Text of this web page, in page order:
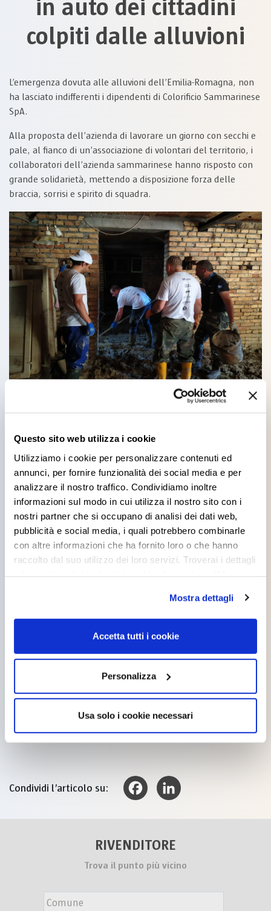
Questo sito web utilizza i cookie
Utilizziamo i cookie per personalizzare contenuti ed
annunci, per fornire funzionalità dei social media e per
analizzare il nostro traffico. Condividiamo inoltre
informazioni sul modo in cui utilizza il nostro sito con i
nostri partner che si occupano di analisi dei dati web,
pubblicità e social media, i quali potrebbero combinarle
con altre informazioni che ha fornito loro o che hanno
raccolto dal suo utilizzo dei loro servizi. Troverai i dettagli
cookie accettare. Per ulteriori informazioni consulta
lacookie policy.
Mostra dettagli
Accetta tutti i cookie
Personalizza
Usa solo i cookie necessari
in auto dei cittadini
colpiti dalle alluvioni
L’emergenza dovuta alle alluvioni dell’Emilia-Romagna, non
ha lasciato indifferenti i dipendenti di Colorificio Sammarinese
SpA.
Alla proposta dell’azienda di lavorare un giorno con secchi e
pale, al fianco di un’associazione di volontari del territorio, i
collaboratori dell’azienda sammarinese hanno risposto con
grande solidarietà, mettendo a disposizione forza delle
braccia, sorrisi e spirito di squadra.
Colsam ringrazia i propri collaboratori che hanno scelto di
aiutare una famiglia del comune di Dovadola, in provincia di
Forlì, a ripulire dal fango la propria abitazione.
Donare è ricevere.
Lo abbiamo anche scritto sulla nostra cartolina di auguri in
occasione di un Natale molto speciale.
Condividi l’articolo su:
FacebookLinkedIn
RIVENDITORE
Trova il punto più vicino